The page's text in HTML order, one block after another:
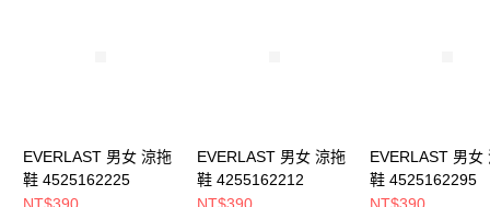
EVERLAST 男女 涼拖
鞋 4525162225
NT$390
EVERLAST 男女 涼拖
鞋 4255162212
NT$390
EVERLAST 男女
鞋 4525162295
NT$390